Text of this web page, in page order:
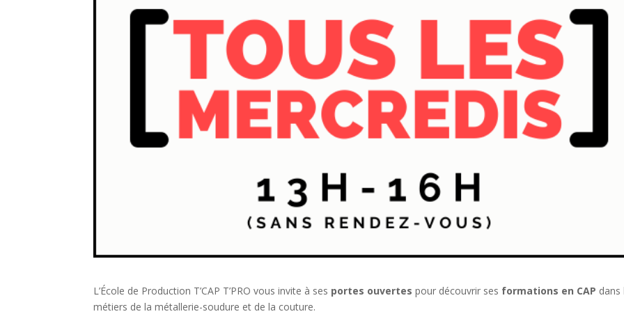
L’École de Production T’CAP T’PRO vous invite à ses portes ouvertes pour découvrir ses formations en CAP dans
métiers de la métallerie-soudure et de la couture.